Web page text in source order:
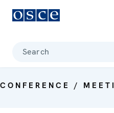
Search
CONFERENCE /